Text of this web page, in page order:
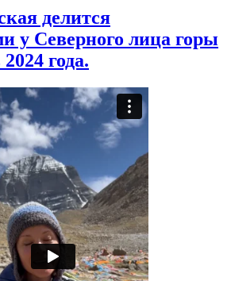
делится
у Северного лица горы
года.